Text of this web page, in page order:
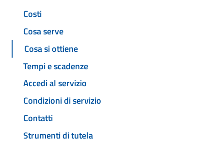
Costi
Cosa serve
Cosa si ottiene
Tempi e scadenze
Accedi al servizio
Condizioni di servizio
Contatti
Strumenti di tutela